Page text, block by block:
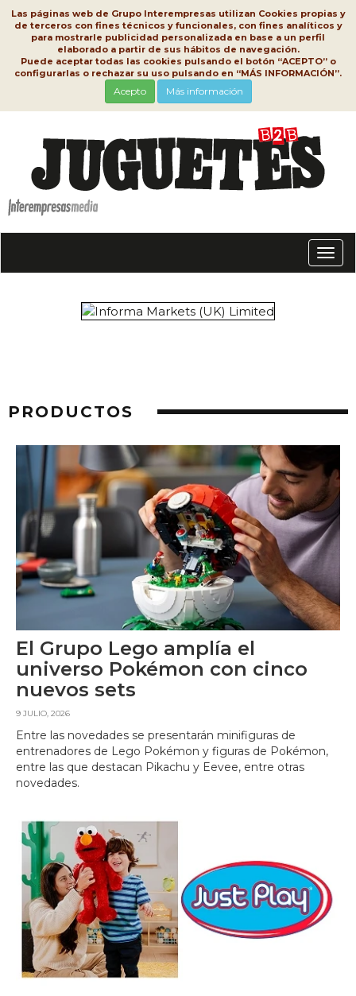
Las páginas web de Grupo Interempresas utilizan Cookies propias y
de terceros con fines técnicos y funcionales, con fines analíticos y
para mostrarle publicidad personalizada en base a un perfil
elaborado a partir de sus hábitos de navegación.
Puede aceptar todas las cookies pulsando el botón “ACEPTO” o
configurarlas o rechazar su uso pulsando en “MÁS INFORMACIÓN”.
Acepto Más información
PRODUCTOS
El Grupo Lego amplía el
universo Pokémon con cinco
nuevos sets
9 JULIO, 2026
Entre las novedades se presentarán minifiguras de
entrenadores de Lego Pokémon y figuras de Pokémon,
entre las que destacan Pikachu y Eevee, entre otras
novedades.